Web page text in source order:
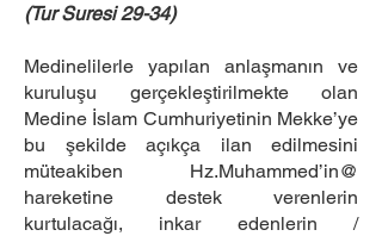
(Tur Suresi 29-34)
Medinelilerle yapılan anlaşmanın ve
kuruluşu gerçekleştirilmekte olan
Medine İslam Cumhuriyetinin Mekke’ye
bu şekilde açıkça ilan edilmesini
müteakiben Hz.Muhammed’in@
hareketine destek verenlerin
kurtulacağı, inkar edenlerin /